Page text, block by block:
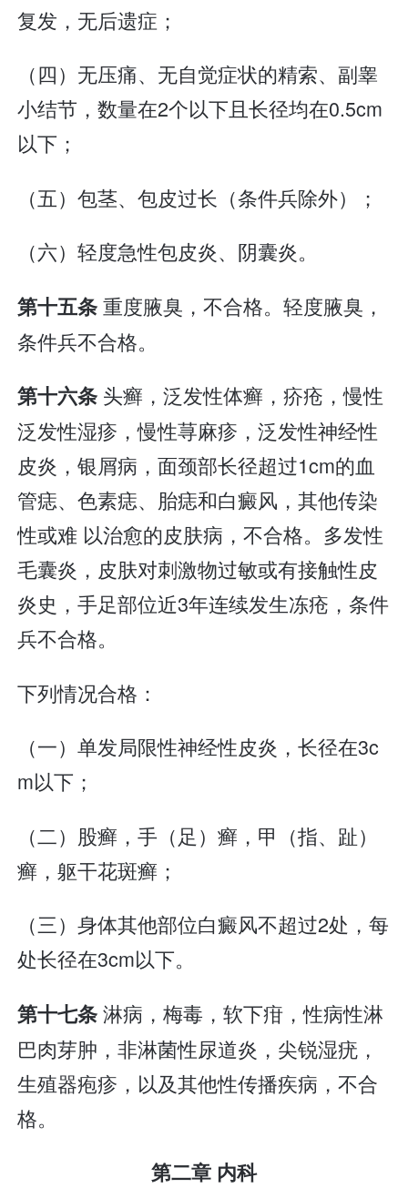
复发，无后遗症；
（四）无压痛、无自觉症状的精索、副睾
小结节，数量在2个以下且长径均在0.5cm
以下；
（五）包茎、包皮过长（条件兵除外）；
（六）轻度急性包皮炎、阴囊炎。
第十五条重度腋臭，不合格。轻度腋臭，
条件兵不合格。
第十六条 头癣，泛发性体癣，疥疮，慢性
泛发性湿疹，慢性荨麻疹，泛发性神经性
皮炎，银屑病，面颈部长径超过1cm的血
管痣、色素痣、胎痣和白癜风，其他传染
性或难 以治愈的皮肤病，不合格。多发性
毛囊炎，皮肤对刺激物过敏或有接触性皮
炎史，手足部位近3年连续发生冻疮，条件
兵不合格。
下列情况合格：
（一）单发局限性神经性皮炎，长径在3c
m以下；
（二）股癣，手（足）癣，甲（指、趾）
癣，躯干花斑癣；
（三）身体其他部位白癜风不超过2处，每
处长径在3cm以下。
第十七条淋病，梅毒，软下疳，性病性淋
巴肉芽肿，非淋菌性尿道炎，尖锐湿疣，
生殖器疱疹，以及其他性传播疾病，不合
格。
第二章 内科